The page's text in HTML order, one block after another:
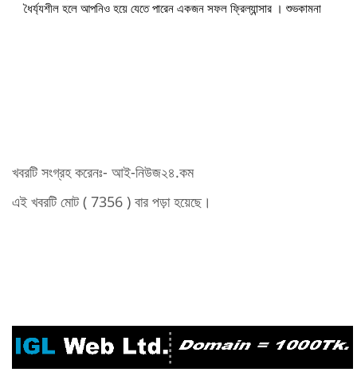
ধৈর্য্যশীল হলে আপনিও হয়ে যেতে পারেন একজন সফল ফ্রিল্যান্সার । শুভকামনা
খবরটি সংগ্রহ করেনঃ- আই-নিউজ২৪.কম
এই খবরটি মোট ( 7356 ) বার পড়া হয়েছে।